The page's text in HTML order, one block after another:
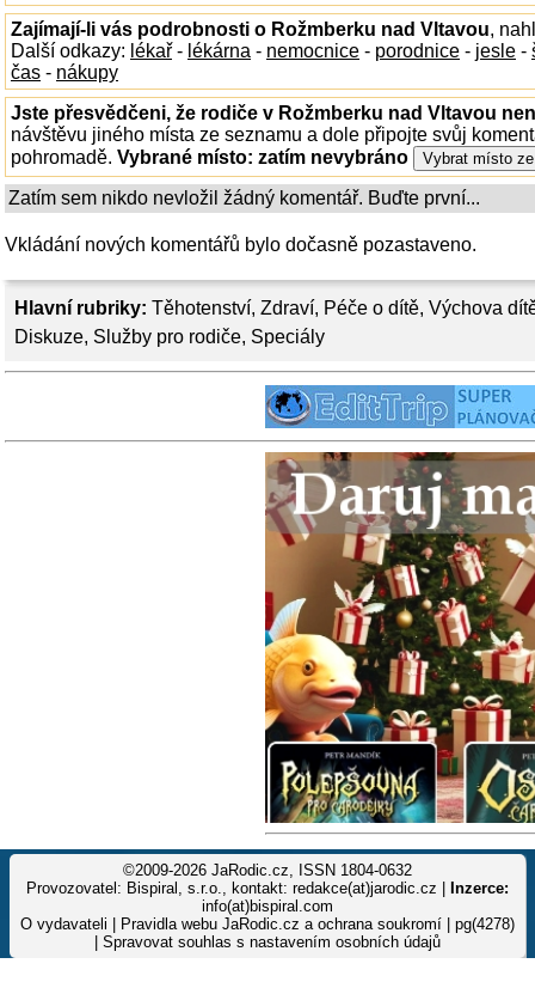
Hlavní rubriky: Těhotenství, Zdraví, Péče o dítě, Výchova
Diskuze, Služby pro rodiče, Speciály
Zajímají-li vás podrobnosti o Rožmberku nad Vltavou,
Další odkazy: lékař - lékárna - nemocnice - porodnice - jesle -
čas - nákupy
Jste přesvědčeni, že rodiče v Rožmberku nad Vltavou
návštěvu jiného místa ze seznamu a dole připojte svůj
pohromadě. Vybrané místo: zatím nevybráno
Zatím sem nikdo nevložil žádný komentář. Buďte první...
Vkládání nových komentářů bylo dočasně pozastaveno.
©2009-2026 JaRodic.cz, ISSN 1804-0632
Provozovatel: Bispiral, s.r.o., kontakt: redakce(at)jarodic.cz |
Inzerce:
info(at)bispiral.com
O vydavateli
Pravidla webu JaRodic.cz a ochrana soukromí | pg(4278)
Spravovat souhlas s nastavením osobních údajů